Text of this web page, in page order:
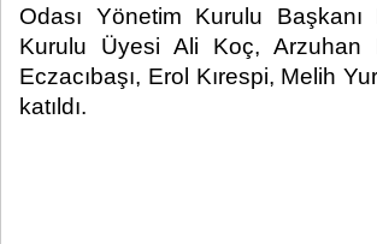
Odası Yönetim Kurulu
Kurulu Üyesi Ali Koç, Arzuhan
Eczacıbaşı, Erol Kırespi, Melih
katıldı.